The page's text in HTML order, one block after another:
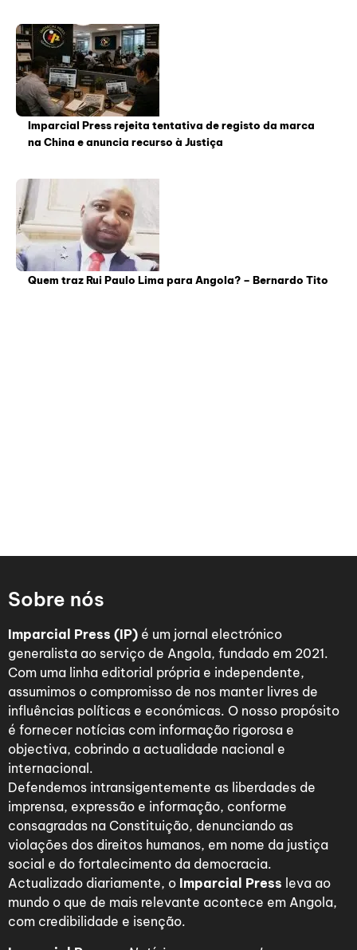
Imparcial Press rejeita tentativa de registo da marca
na China e anuncia recurso à Justiça
Quem traz Rui Paulo Lima para Angola? – Bernardo Tito
Sobre nós
Imparcial Press (IP) é um jornal electrónico
generalista ao serviço de Angola, fundado em 2021.
Com uma linha editorial própria e independente,
assumimos o compromisso de nos manter livres de
influências políticas e económicas. O nosso propósito
é fornecer notícias com informação rigorosa e
objectiva, cobrindo a actualidade nacional e
internacional.
Defendemos intransigentemente as liberdades de
imprensa, expressão e informação, conforme
consagradas na Constituição, denunciando as
violações dos direitos humanos, em nome da justiça
social e do fortalecimento da democracia.
Actualizado diariamente, o Imparcial Press leva ao
mundo o que de mais relevante acontece em Angola,
com credibilidade e isenção.